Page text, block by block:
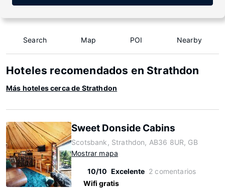
Search Map POI Nearby
Hoteles recomendados en Strathdon
Más hoteles cerca de Strathdon
Sweet Donside Cabins
Scotsbank, Strathdon, AB36 8UR, GB
Mostrar mapa
10/10 Excelente 2 comentarios
Wifi gratis